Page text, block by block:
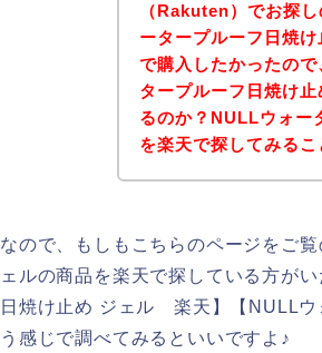
（Rakuten）でお探
ータープルーフ日焼
で購入したかったの
タープルーフ日焼け
るのか？NULLウォー
を楽天で探してみるこ
なので、もしもこちらのページをご
ェルの商品を楽天で探している方が
日焼け止め ジェル 楽天】【NULL
う感じで調べてみるといいですよ♪